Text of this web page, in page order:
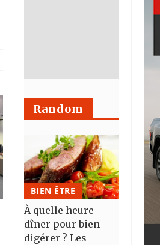
Random
BIEN ÊTRE
À quelle heure
dîner pour bien
digérer ? Les